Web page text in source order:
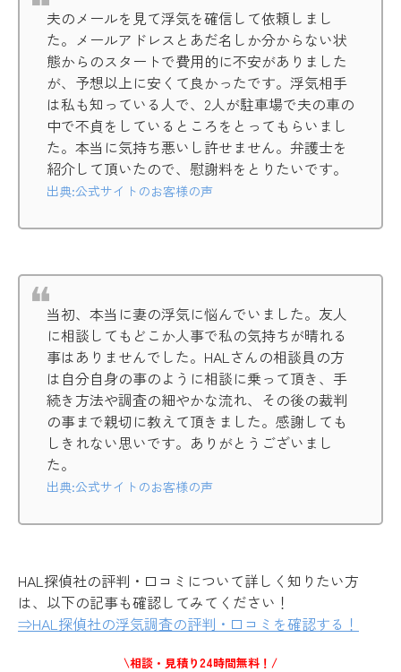
夫のメールを見て浮気を確信して依頼しまし
た。メールアドレスとあだ名しか分からない状
態からのスタートで費用的に不安がありました
が、予想以上に安くて良かったです。浮気相手
は私も知っている人で、2人が駐車場で夫の車の
中で不貞をしているところをとってもらいまし
た。本当に気持ち悪いし許せません。弁護士を
紹介して頂いたので、慰謝料をとりたいです。
出典:公式サイトのお客様の声
当初、本当に妻の浮気に悩んでいました。友人
に相談してもどこか人事で私の気持ちが晴れる
事はありませんでした。HALさんの相談員の方
は自分自身の事のように相談に乗って頂き、手
続き方法や調査の細やかな流れ、その後の裁判
の事まで親切に教えて頂きました。感謝しても
しきれない思いです。ありがとうございまし
た。
出典:公式サイトのお客様の声
HAL探偵社の評判・口コミについて詳しく知りたい方
は、以下の記事も確認してみてください！
⇒HAL探偵社の浮気調査の評判・口コミを確認する！
\相談・見積り24時間無料！/